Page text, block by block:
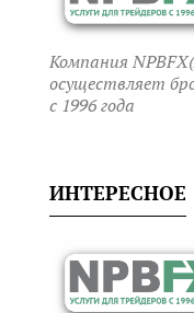
Компания
осуществляет
c 1996 года
ИНТЕРЕСНОЕ